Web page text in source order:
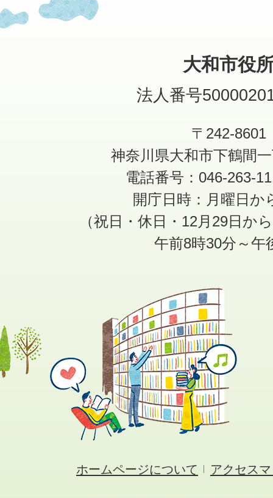
大和市役
法人番号
〒242-8601
神奈川県大和市下鶴間
電話番号：046-263-
開庁日時：月曜日か
（祝日・休日・12月29日か
午前8時30分～午
ホームページについて アクセス